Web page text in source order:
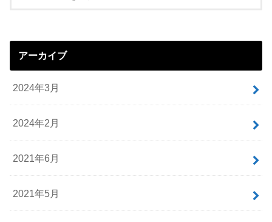
アーカイブ
2024年3月
2024年2月
2021年6月
2021年5月